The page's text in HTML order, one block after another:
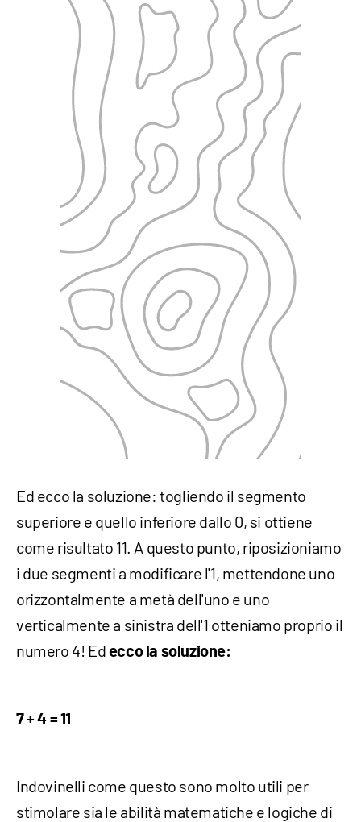
Ed ecco la soluzione: togliendo il segmento
superiore e quello inferiore dallo 0, si ottiene
come risultato 11. A questo punto, riposizioniamo
i due segmenti a modificare l'1, mettendone uno
orizzontalmente a metà dell'uno e uno
verticalmente a sinistra dell'1 otteniamo proprio il
numero 4! Ed ecco la soluzione:
7 + 4 = 11
Indovinelli come questo sono molto utili per
stimolare sia le abilità matematiche e logiche di